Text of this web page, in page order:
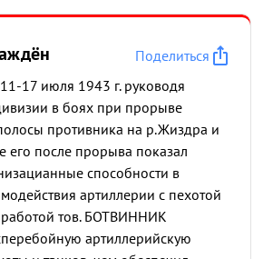
Поделиться
17 июля 1943 г. руководя
в боях при прорыве
противника на р.Жиздра и
его после прорыва показал
способности в
артиллерии с пехотой
тов. БОТВИННИК
артиллерийскую